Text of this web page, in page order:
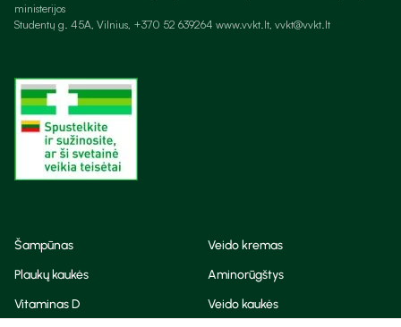
ministerijos
Studentų g. 45A, Vilnius, +370 52 639264 www.vvkt.lt, vvkt@vvkt.lt
Šampūnas
Veido kremas
Plaukų kaukės
Aminorūgštys
Vitaminas D
Veido kaukės